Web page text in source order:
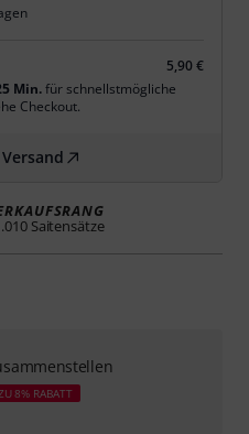
5,90 €
Min.für schnellstmögliche
Checkout.
Saitensätze
8% RABATT